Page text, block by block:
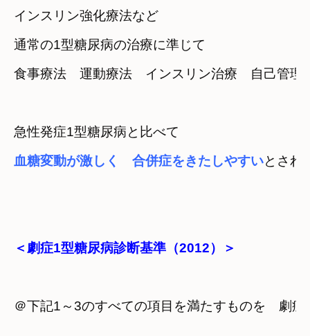
インスリン強化療法など
通常の1型糖尿病の治療に準じて
食事療法　運動療法　インスリン治療　自己管理
急性発症1型糖尿病と比べて
血糖変動が激しく　合併症をきたしやすい
＜劇症1型糖尿病診断基準（2012）＞
＠下記1～3のすべての項目を満たすものを　劇